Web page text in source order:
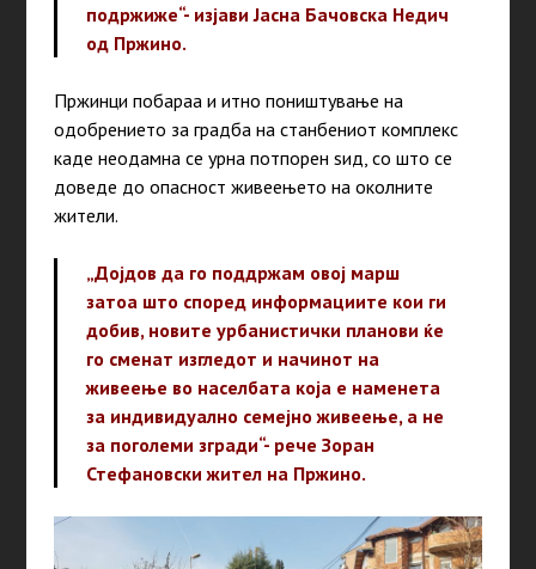
подржиже“- изјави Јасна Бачовска Недич
од Пржино.
Пржинци побараа и итно поништување на
одобрението за градба на станбениот комплекс
каде неодамна се урна потпорен ѕид, со што се
доведе до опасност живеењето на околните
жители.
„Дојдов да го поддржам овој марш
затоа што според информациите кои ги
добив, новите урбанистички планови ќе
го сменат изгледот и начинот на
живеење во населбата која е наменета
за индивидуално семејно живеење, а не
за поголеми згради“- рече Зоран
Стефановски жител на Пржино.